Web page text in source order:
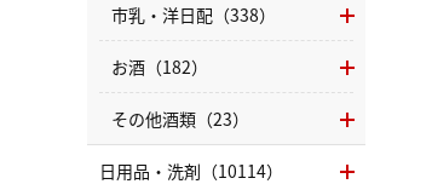
市乳・洋日配（338）
お酒（182）
その他酒類（23）
日用品・洗剤（10114）